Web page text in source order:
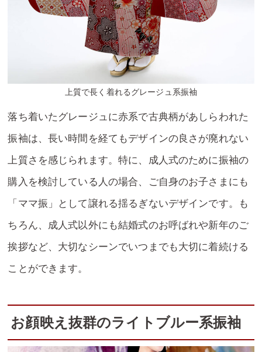
上質で長く着れるグレージュ系振袖
落ち着いたグレージュに赤系で古典柄があしらわれた
振袖は、長い時間を経てもデザインの良さが廃れない
上質さを感じられます。特に、成人式のために振袖の
購入を検討している人の場合、ご自身のお子さまにも
「ママ振」として譲れる揺るぎないデザインです。も
ちろん、成人式以外にも結婚式のお呼ばれや新年のご
挨拶など、大切なシーンでいつまでも大切に着続ける
ことができます。
お顔映え抜群のライトブルー系振袖